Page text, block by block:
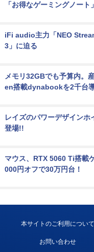
「お得なゲーミングノート」
iFi audio主力「NEO
3」に迫る
メモリ32GBでも予算内。
en搭載dynabookを2千台
レイズのパワーデザインホ
登場!!
マウス、RTX 5060 Ti搭載
000円オフで30万円台！
本サイトのご利用について
お問い合わせ